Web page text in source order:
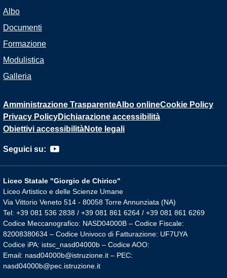
Albo
Documenti
Formazione
Modulistica
Galleria
Amministrazione TrasparenteAlbo onlineCookie Policy
Privacy PolicyDichiarazione accessibilità
Obiettivi accessibilitàNote legali
Seguici su:
Liceo Statale "Giorgio de Chirico"
Liceo Artistico e delle Scienze Umane
Via Vittorio Veneto 514 - 80058 Torre Annunziata (NA)
Tel: +39 081 536 2838 / +39 081 861 6264 / +39 081 861 6269
Codice Meccanografico: NASD04000B – Codice Fiscale:
82008380634 – Codice Univoco di Fatturazione: UF7UYA
Codice iPA: istsc_nasd04000b – Codice AOO:
Email: nasd04000b@istruzione.it – PEC:
nasd04000b@pec.istruzione.it